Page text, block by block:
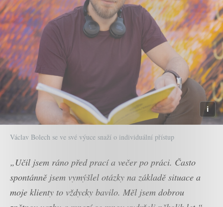
Václav Bolech se ve své výuce snaží o individuální přístup
„Učil jsem ráno před prací a večer po práci. Často
spontánně jsem vymýšlel otázky na základě situace a
moje klienty to vždycky bavilo. Měl jsem dobrou